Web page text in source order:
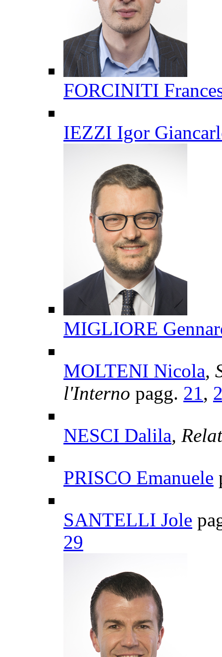
FORCINITI
IEZZI Igor
MIGLIORE
MOLTENI Nicola,
l'Interno pagg. 21,
NESCI Dalila,
PRISCO Emanuele
SANTELLI Jole
29